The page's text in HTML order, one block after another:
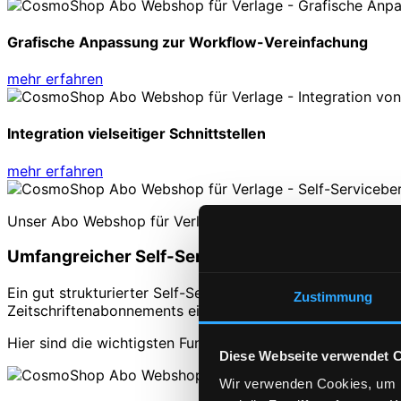
Zustimmung
Diese Webseite verwendet
Wir verwenden Cookies,
Grafische Anpassung zur Workflow-Vereinfachung
mehr erfahren
Integration vielseitiger Schnittstellen
mehr erfahren
Unser Abo Webshop für Verlage
Umfangreicher Self-Service Bereich zur
Ein gut strukturierter Self-Service Bereich ist ein
Zeitschriftenabonnements eigenständig und
Hier sind die wichtigsten Funktionen im Überblick: